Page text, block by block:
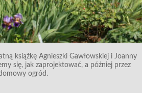
książkę Agnieszki Gawłowskiej i Joanny
się, jak zaprojektować, a później przez
ogród.